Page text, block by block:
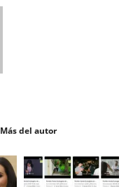
Más del autor